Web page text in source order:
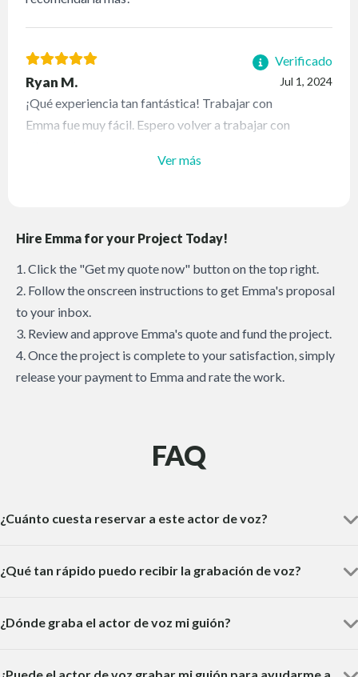
Verificado
Jul 1, 2024
Ryan M.
¡Qué experiencia tan fantástica! Trabajar con
Emma fue muy fácil. Espero volver a trabajar con
Ver más
Hire Emma for your Project Today!
1. Click the "Get my quote now" button on the top right.
2. Follow the onscreen instructions to get Emma's proposal
to your inbox.
3. Review and approve Emma's quote and fund the project.
4. Once the project is complete to your satisfaction, simply
release your payment to Emma and rate the work.
FAQ
¿Cuánto cuesta reservar a este actor de voz?
¿Qué tan rápido puedo recibir la grabación de voz?
¿Dónde graba el actor de voz mi guión?